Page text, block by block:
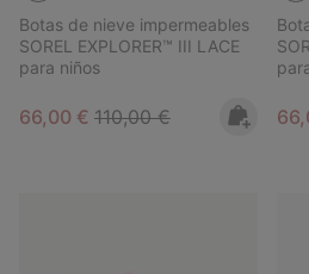
Botas de nieve impermeables
SOREL EXPLORER™ III LACE
para niños
Sale price:
66,00 € Regular price:
110,00 €